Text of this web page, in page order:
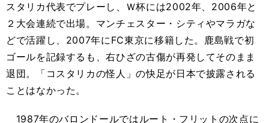
スタリカ代表でプレーし、Ｗ杯には2002年、2006年と
２大会連続で出場。マンチェスター・シティやマラガな
どで活躍し、2007年にFC東京に移籍した。鹿島戦で初
ゴールを記録するも、右ひざの古傷が再発してそのまま
退団。「コスタリカの怪人」の快足が日本で披露される
ことはなかった。
1987年のバロンドールではルート・フリットの次点に